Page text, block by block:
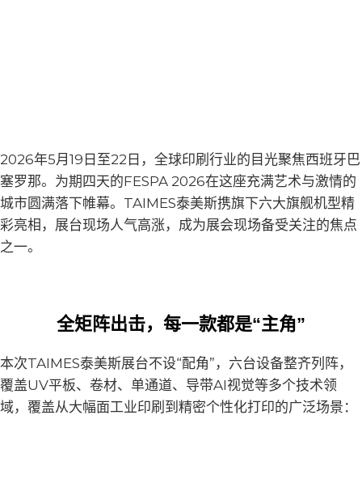
2026年5月19日至22日，全球印刷行业的目光聚焦西班牙巴
塞罗那。为期四天的FESPA 2026在这座充满艺术与激情的
城市圆满落下帷幕。TAIMES泰美斯携旗下六大旗舰机型精
彩亮相，展台现场人气高涨，成为展会现场备受关注的焦点
之一。
全矩阵出击，每一款都是“主角”
本次TAIMES泰美斯展台不设“配角”，六台设备整齐列阵，
覆盖UV平板、卷材、单通道、导带AI视觉等多个技术领
域，覆盖从大幅面工业印刷到精密个性化打印的广泛场景：